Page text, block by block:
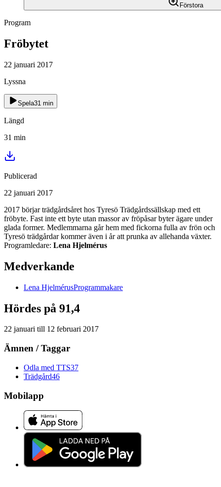
Förstora
Program
Fröbytet
22 januari 2017
Lyssna
Spela31 min
Längd
31 min
Publicerad
22 januari 2017
2017 börjar trädgårdsåret hos Tyresö Trädgårdssällskap med ett
fröbyte. Fast inte ett byte utan massor av fröpåsar byter ägare under
glada former. Medlemmarna går hem med fickorna fulla av frön och
Tyresö trädgårdar kommer även i år att prunka av allehanda växter.
Programledare: Lena Hjelmérus
Medverkande
Lena HjelmérusProgrammakare
Hördes på 91,4
22 januari till 12 februari 2017
Ämnen / Taggar
Odla med TTS37
Trädgård46
Mobilapp